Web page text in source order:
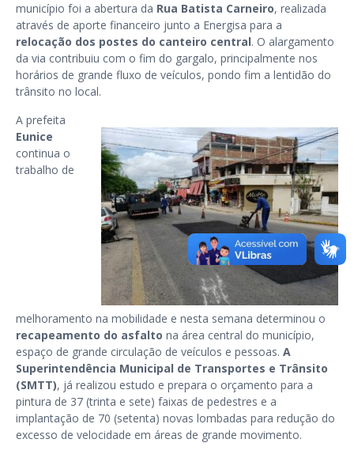
município foi a abertura da Rua Batista Carneiro, realizada
através de aporte financeiro junto a Energisa para a
relocação dos postes do canteiro central. O alargamento
da via contribuiu com o fim do gargalo, principalmente nos
horários de grande fluxo de veículos, pondo fim a lentidão do
trânsito no local.
A prefeita
Eunice
continua o
trabalho de
melhoramento na mobilidade e nesta semana determinou o
recapeamento do asfalto na área central do município,
espaço de grande circulação de veículos e pessoas. A
Superintendência Municipal de Transportes e Trânsito
(SMTT), já realizou estudo e prepara o orçamento para a
pintura de 37 (trinta e sete) faixas de pedestres e a
implantação de 70 (setenta) novas lombadas para redução do
excesso de velocidade em áreas de grande movimento.